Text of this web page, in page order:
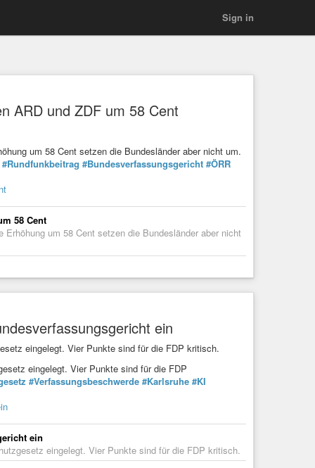
Sign in
ARD und ZDF um 58 Cent
um 58 Cent setzen die Bundesländer aber nicht um.
#Rundfunkbeitrag #Bundesverfassungsgericht #ÖRR
58 Cent
um 58 Cent setzen die Bundesländer aber nicht
ein
eingelegt. Vier Punkte sind für die FDP kritisch.
eingelegt. Vier Punkte sind für die FDP
#Verfassungsbeschwerde #Karlsruhe #KI
ein
eingelegt. Vier Punkte sind für die FDP kritisch.